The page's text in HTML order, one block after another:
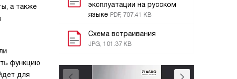
эксплуатации на русском
языке PDF, 707.41 KB
Схема встраивания
JPG, 101.37 KB
а также
функцию
для